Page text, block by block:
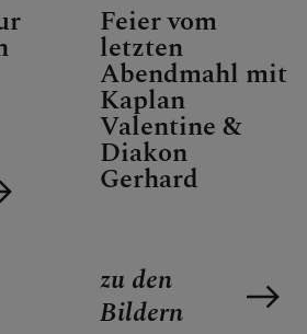
Feier vom
letzten
Abendmahl mit
Kaplan
Valentine &
Diakon
Gerhard
zu den
Bildern